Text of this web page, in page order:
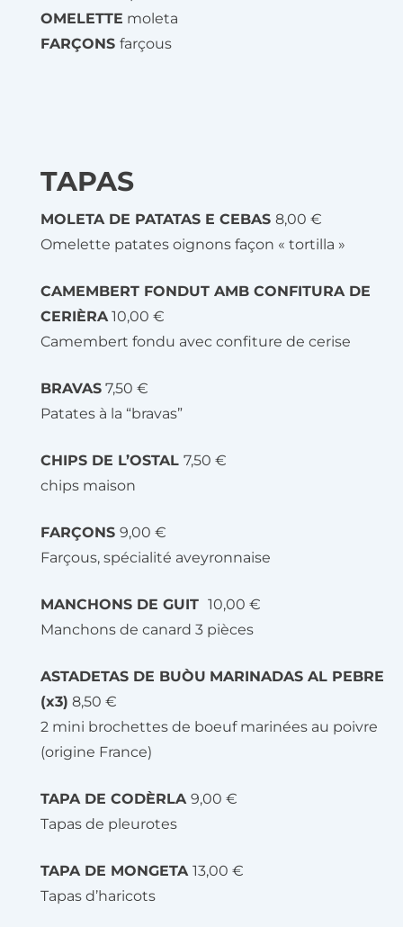
OMELETTE moleta
FARÇONS farçous
TAPAS
MOLETA DE PATATAS E CEBAS 8,00 €
Omelette patates oignons façon « tortilla »
CAMEMBERT FONDUT AMB CONFITURA DE
CERIÈRA10,00 €
Camembert fondu avec confiture de cerise
BRAVAS 7,50 €
Patates à la “bravas”
CHIPS DE L’OSTAL 7,50 €
chips maison
FARÇONS 9,00 €
Farçous, spécialité aveyronnaise
MANCHONS DE GUIT 10,00 €
Manchons de canard 3 pièces
ASTADETAS DE BUÒU MARINADAS AL PEBRE
(x3) 8,50 €
2 mini brochettes de boeuf marinées au poivre
(origine France)
TAPA DE CODÈRLA 9,00 €
Tapas de pleurotes
TAPA DE MONGETA 13,00 €
Tapas d’haricots